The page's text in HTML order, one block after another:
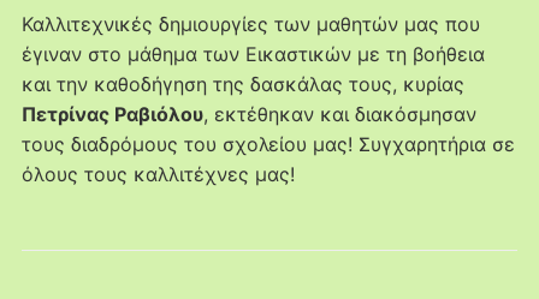
Καλλιτεχνικές δημιουργίες των μαθητών μας που
έγιναν στο μάθημα των Εικαστικών με τη βοήθεια
και την καθοδήγηση της δασκάλας τους, κυρίας
Πετρίνας Ραβιόλου, εκτέθηκαν και διακόσμησαν
τους διαδρόμους του σχολείου μας! Συγχαρητήρια σε
όλους τους καλλιτέχνες μας!